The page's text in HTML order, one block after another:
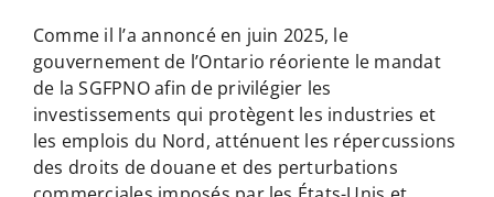
Comme il l’a annoncé en juin 2025, le
gouvernement de l’Ontario réoriente le mandat
de la SGFPNO afin de privilégier les
investissements qui protègent les industries et
les emplois du Nord, atténuent les répercussions
des droits de douane et des perturbations